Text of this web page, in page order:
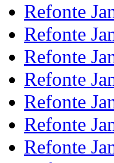
Refonte
Refonte
Refonte
Refonte
Refonte
Refonte
Refonte